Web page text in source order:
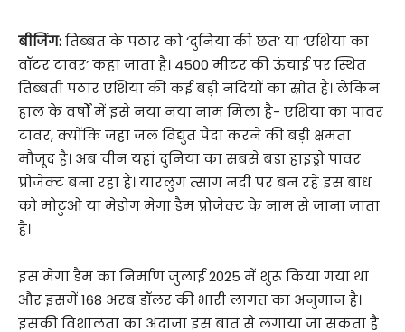
बीजिंग:तिब्बत के पठार को ‘दुनिया की छत’ या ‘एशिया का
वॉटर टावर’ कहा जाता है। 4500 मीटर की ऊंचाई पर स्थित
तिब्बती पठार एशिया की कई बड़ी नदियों का स्रोत है। लेकिन
हाल के वर्षों में इसे नया नया नाम मिला है- एशिया का पावर
टावर, क्योंकि जहां जल विद्युत पैदा करने की बड़ी क्षमता
मौजूद है। अब चीन यहां दुनिया का सबसे बड़ा हाइड्रो पावर
प्रोजेक्ट बना रहा है। यारलुंग त्सांग नदी पर बन रहे इस बांध
को मोटुओ या मेडोग मेगा डैम प्रोजेक्ट के नाम से जाना जाता
है।
इस मेगा डैम का निर्माण जुलाई 2025 में शुरू किया गया था
और इसमें 168 अरब डॉलर की भारी लागत का अनुमान है।
इसकी विशालता का अंदाजा इस बात से लगाया जा सकता है